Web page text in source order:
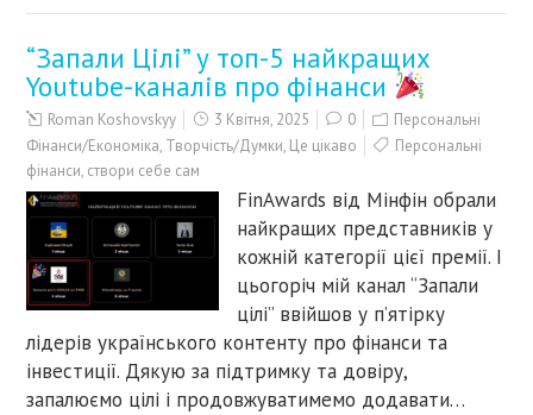
“Запали Цілі” у топ-5 найкращих
Youtube-каналів про фінанси
Roman Koshovskyy 3 Квітня, 2025 0
Персональні
Фінанси/Економіка, Творчість/Думки, Це цікаво
Персональні
фінанси, створи себе сам
FinAwards від Мінфін обрали
найкращих представників у
кожній категорії цієї премії. І
цьогоріч мій канал “Запали
цілі” ввійшов у п’ятірку
лідерів українського контенту про фінанси та
інвестиції. Дякую за підтримку та довіру,
запалюємо цілі і продовжуватимемо додавати…